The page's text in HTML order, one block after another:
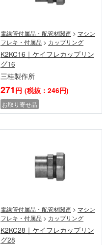
電線管付属品・配管材関連 > マシン
フレキ・付属品 > カップリング
K2KC16｜ケイフレカップリン
グ16
三桂製作所
271 円 (税抜：246円)
お取り寄せ品
電線管付属品・配管材関連 > マシン
フレキ・付属品 > カップリング
K2KC28｜ケイフレカップリン
グ28